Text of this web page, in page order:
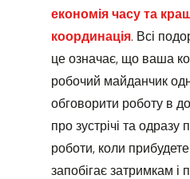
економія часу та
координація. Всі
це означає, що ваша
робочий майданчик
обговорити роботу в
про зустрічі та одразу
роботи, коли
запобігає затримкам